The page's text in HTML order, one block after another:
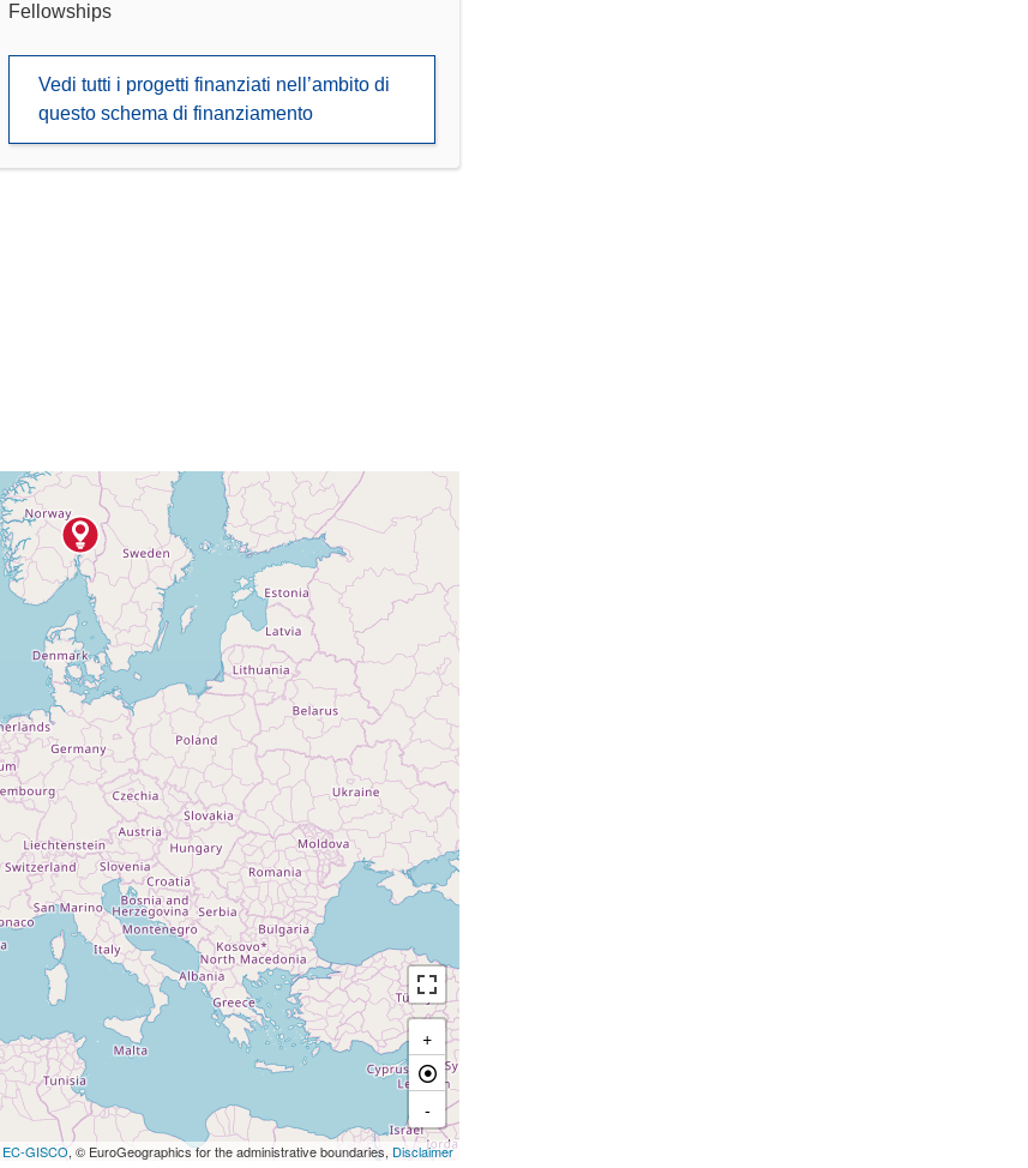
Fellowships
Vedi tutti i progetti finanziati nell’ambito di
questo schema di finanziamento
+
-
EC-GISCO, © EuroGeographics for the administrative boundaries, Disclaimer